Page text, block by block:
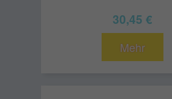
30,45 €
Mehr